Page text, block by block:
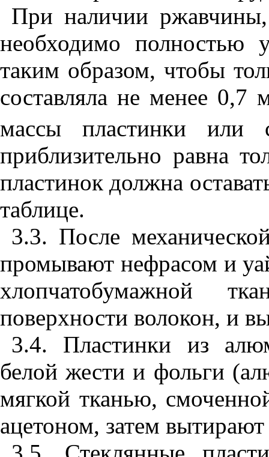
При наличии
необходимо полностью
таким образом, чтобы
составляла не менее 0,7
массы пластинки
приблизительно равна
пластинок должна
таблице.
3.3. После
промывают нефрасом и
хлопчатобумажной
поверхности волокон, и
3.4. Пластинки из
белой жести и фольги
мягкой тканью,
ацетоном, затем